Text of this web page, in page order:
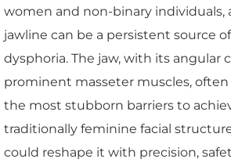
women and non-binary individuals,
jawline can be a persistent source
dysphoria. The jaw, with its angular
prominent masseter muscles, often
the most stubborn barriers to
traditionally feminine facial
could reshape it with precision,